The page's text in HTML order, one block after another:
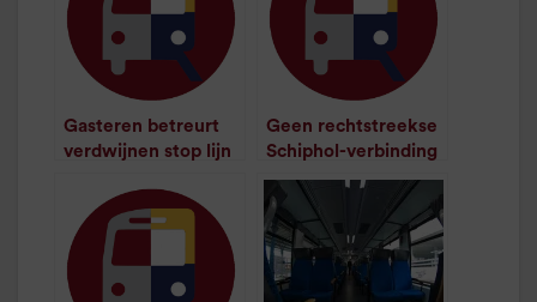
Gasteren betreurt
verdwijnen stop lijn
minuut leestijd
Geen rechtstreekse
Schiphol-verbinding
voor Haren meer
minuut leestijd